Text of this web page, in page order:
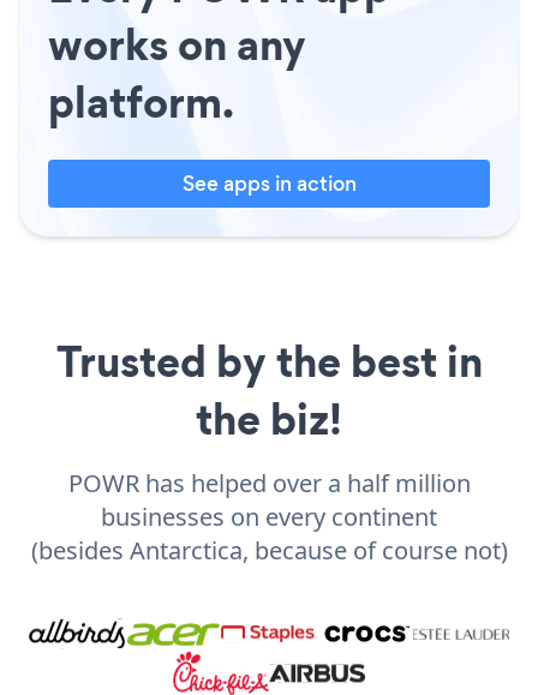
works on any
platform.
See apps in action
Trusted by the best in
the biz!
POWR has helped over a half million
businesses on every continent
(besides Antarctica, because of course not)